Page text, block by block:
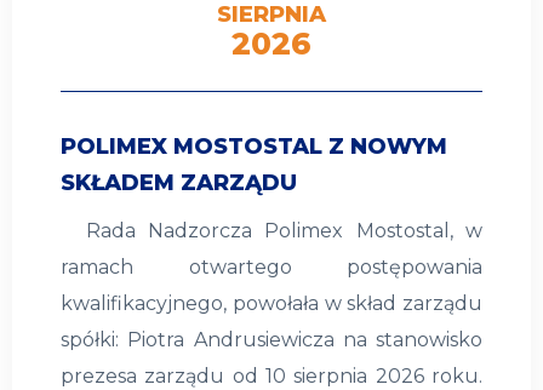
SIERPNIA
2026
POLIMEX MOSTOSTAL Z NOWYM
SKŁADEM ZARZĄDU
Rada Nadzorcza Polimex Mostostal, w
ramach otwartego postępowania
kwalifikacyjnego, powołała w skład zarządu
spółki: Piotra Andrusiewicza na stanowisko
prezesa zarządu od 10 sierpnia 2026 roku.